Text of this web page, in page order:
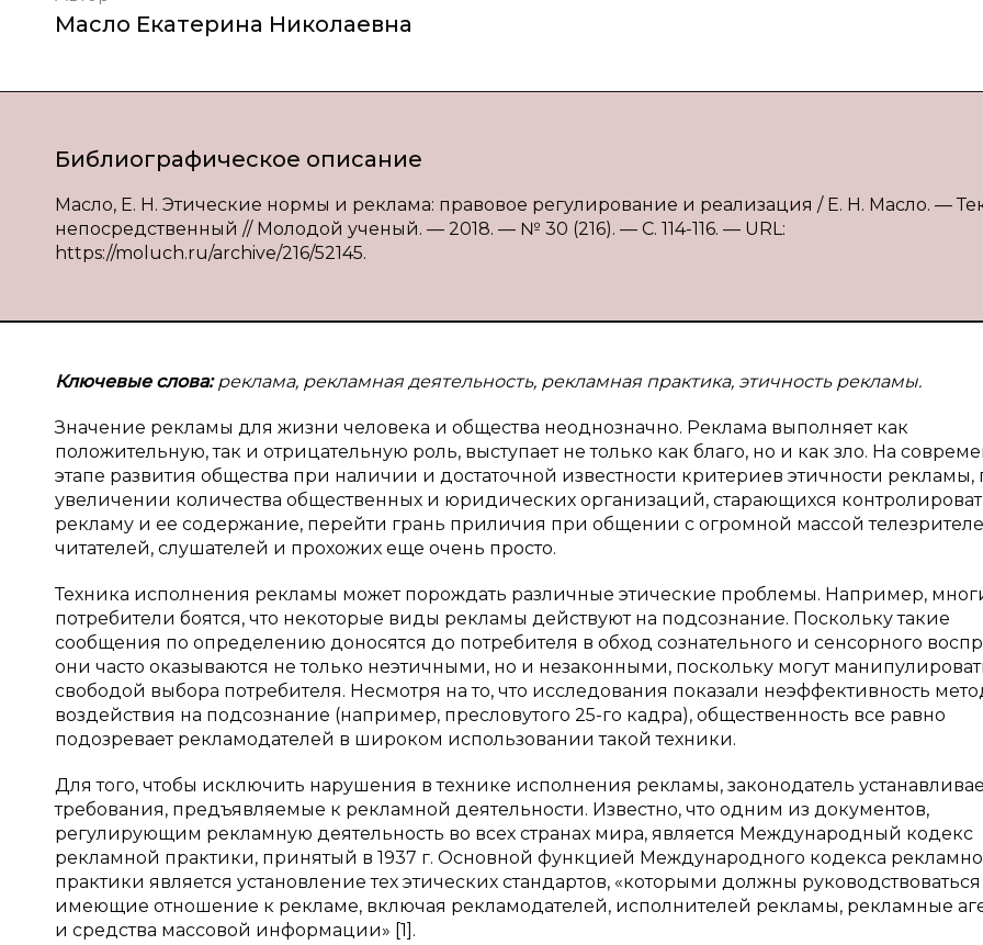
Масло Екатерина Николаевна
Библиографическое описание
Масло, Е. Н. Этические нормы и реклама: правовое регулирование и реализация / Е. Н. Масло. —
непосредственный // Молодой ученый. — 2018. — № 30 (216). — С. 114-116. — URL:
https://moluch.ru/archive/216/52145.
Ключевые слова: реклама, рекламная деятельность, рекламная практика, этичность рекламы.
Значение рекламы для жизни человека и общества неоднозначно. Реклама выполняет как
положительную, так и отрицательную роль, выступает не только как благо, но и как зло. На
этапе развития общества при наличии и достаточной известности критериев этичности рекламы,
увеличении количества общественных и юридических организаций, старающихся
рекламу и ее содержание, перейти грань приличия при общении с огромной массой
читателей, слушателей и прохожих еще очень просто.
Техника исполнения рекламы может порождать различные этические проблемы. Например,
потребители боятся, что некоторые виды рекламы действуют на подсознание. Поскольку такие
сообщения по определению доносятся до потребителя в обход сознательного и сенсорного
они часто оказываются не только неэтичными, но и незаконными, поскольку могут
свободой выбора потребителя. Несмотря на то, что исследования показали неэффективность
воздействия на подсознание (например, пресловутого 25-го кадра), общественность все равно
подозревает рекламодателей в широком использовании такой техники.
Для того, чтобы исключить нарушения в технике исполнения рекламы, законодатель
требования, предъявляемые к рекламной деятельности. Известно, что одним из документов,
регулирующим рекламную деятельность во всех странах мира, является Международный кодекс
рекламной практики, принятый в 1937 г. Основной функцией Международного кодекса
практики является установление тех этических стандартов, «которыми должны руководствоваться
имеющие отношение к рекламе, включая рекламодателей, исполнителей рекламы, рекламные
и средства массовой информации» [1].